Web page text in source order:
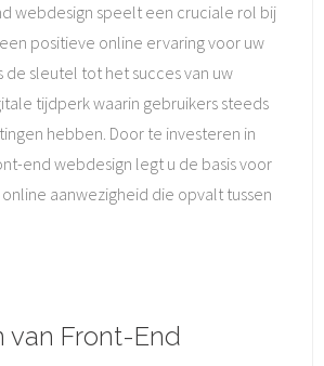
webdesign speelt een cruciale rol bij
positieve online ervaring voor uw
de sleutel tot het succes van uw
tijdperk waarin gebruikers steeds
hebben. Door te investeren in
end webdesign legt u de basis voor
aanwezigheid die opvalt tussen
van Front-End